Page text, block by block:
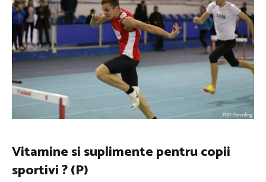
Vitamine si suplimente pentru copii
sportivi ? (P)